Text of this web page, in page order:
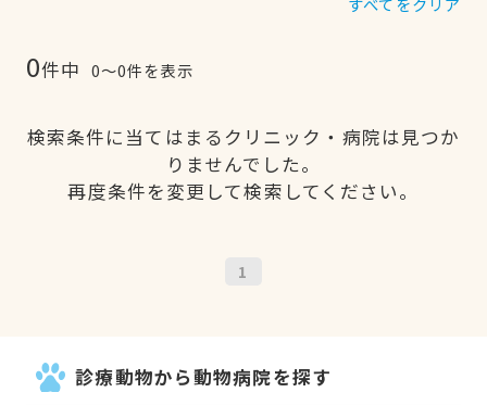
0件中 0〜0件を表示
検索条件に当てはまるクリニック・病院は見つか
りませんでした。
再度条件を変更して検索してください。
1
診療動物から動物病院を探す